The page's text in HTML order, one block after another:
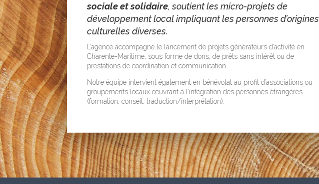
sociale et solidaire, soutient les micro-projets de
développement local impliquant les personnes d’origines
culturelles diverses.
L’agence accompagne le lancement de projets générateurs d’activité en
Charente-Maritime, sous forme de dons, de prêts sans intérêt ou de
prestations de coordination et communication.
Notre équipe intervient également en bénévolat au profit d’associations ou
groupements locaux œuvrant à l’intégration des personnes étrangères
(formation, conseil, traduction/interprétation).